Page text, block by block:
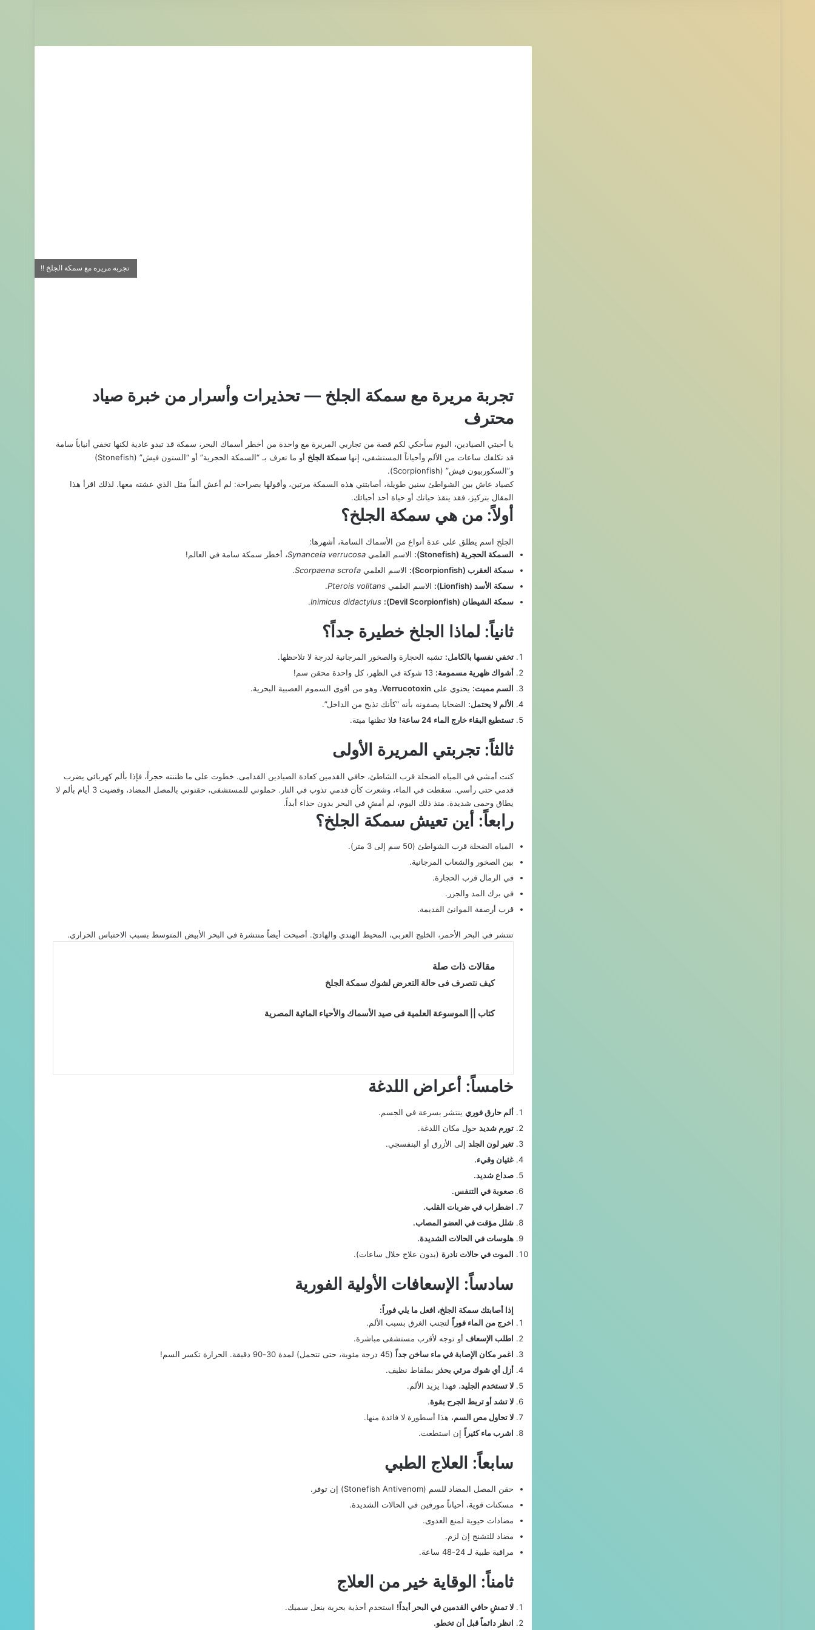
تجربه مريره مع سمكة الجلخ !!
تجربة مريرة مع سمكة الجلخ — تحذيرات وأسرار من خبرة صياد
محترف
يا أحبتي الصيادين، اليوم سأحكي لكم قصة من تجاربي المريرة مع واحدة من أخطر أسماك البحر، سمكة قد تبدو عادية لكنها تخفي أنياباً سامة
قد تكلفك ساعات من الألم وأحياناً المستشفى، إنها سمكة الجلخ
أو ما تعرف بـ “السمكة الحجرية” أو “الستون فيش” (Stonefish)
و”السكوربيون فيش” (Scorpionfish).
كصياد عاش بين الشواطئ سنين طويلة، أصابتني هذه السمكة مرتين، وأقولها بصراحة: لم أعش ألماً مثل الذي عشته معها. لذلك اقرأ هذا
المقال بتركيز، فقد ينقذ حياتك أو حياة أحد أحبائك.
أولاً: من هي سمكة الجلخ؟
الجلخ اسم يطلق على عدة أنواع من الأسماك السامة، أشهرها:
السمكة الحجرية (Stonefish):
الاسم العلمي Synanceia verrucosa، أخطر سمكة سامة في العالم!
سمكة العقرب (Scorpionfish):
الاسم العلمي Scorpaena scrofa
.
سمكة الأسد (Lionfish):
الاسم العلمي Pterois volitans
.
سمكة الشيطان (Devil Scorpionfish):
Inimicus didactylus
.
ثانياً: لماذا الجلخ خطيرة جداً؟
تخفي نفسها بالكامل: تشبه الحجارة والصخور المرجانية لدرجة لا تلاحظها.
أشواك ظهرية مسمومة:
السم مميت: يحتوي على Verrucotoxin، وهو من أقوى السموم العصبية البحرية.
الألم لا يحتمل: الضحايا يصفونه بأنه “كأنك تذبح من الداخل”.
تستطيع البقاء خارج الماء 24 ساعة!
فلا تظنها ميتة.
ثالثاً: تجربتي المريرة الأولى
كنت أمشي في المياه الضحلة قرب الشاطئ، حافي القدمين كعادة الصيادين القدامى. خطوت على ما ظننته حجراً، فإذا بألم كهربائي يضرب
قدمي حتى رأسي. سقطت في الماء، وشعرت كأن قدمي تذوب في النار. حملوني للمستشفى، حقنوني بالمصل المضاد، وقضيت 3 أيام بألم لا
يطاق وحمى شديدة. منذ ذلك اليوم، لم أمشِ في البحر بدون حذاء أبداً.
رابعاً: أين تعيش سمكة الجلخ؟
المياه الضحلة قرب الشواطئ (50 سم إلى 3 متر).
بين الصخور والشعاب المرجانية.
في الرمال قرب الحجارة.
في برك المد والجزر.
قرب أرصفة الموانئ القديمة.
تنتشر في البحر الأحمر، الخليج العربي، المحيط الهندي والهادئ. أصبحت أيضاً منتشرة في البحر الأبيض المتوسط بسبب الاحتباس الحراري.
مقالات ذات صلة
كيف نتصرف فى حالة التعرض لشوك سمكة الجلخ
كتاب || الموسوعة العلمية فى صيد الأسماك والأحياء المائية المصرية
خامساً: أعراض اللدغة
ألم حارق فوري ينتشر بسرعة في الجسم.
تورم شديد حول مكان اللدغة.
تغير لون الجلد إلى الأزرق أو البنفسجي.
غثيان وقيء.
صداع شديد.
صعوبة في التنفس.
اضطراب في ضربات القلب.
شلل مؤقت في العضو المصاب.
هلوسات في الحالات الشديدة.
الموت في حالات نادرة (بدون علاج خلال ساعات).
سادساً: الإسعافات الأولية الفورية
إذا أصابتك سمكة الجلخ، افعل ما يلي فوراً:
اخرج من الماء فوراً لتجنب الغرق بسبب الألم.
اطلب الإسعاف أو توجه لأقرب مستشفى مباشرة.
اغمر مكان الإصابة في ماء ساخن جداً (45 درجة مئوية، حتى تتحمل) لمدة 30-90 دقيقة. الحرارة تكسر السم!
أزل أي شوك مرئي بحذر بملقاط نظيف.
لا تستخدم الجليد، فهذا يزيد الألم.
لا تشد أو تربط الجرح بقوة.
لا تحاول مص السم، هذا أسطورة لا فائدة منها.
اشرب ماء كثيراً إن استطعت.
سابعاً: العلاج الطبي
حقن المصل المضاد للسم (Stonefish Antivenom) إن توفر.
مسكنات قوية، أحياناً مورفين في الحالات الشديدة.
مضادات حيوية لمنع العدوى.
مضاد للتشنج إن لزم.
مراقبة طبية لـ 24-48 ساعة.
ثامناً: الوقاية خير من العلاج
لا تمشِ حافي القدمين في البحر أبداً! استخدم أحذية بحرية بنعل سميك.
انظر دائماً قبل أن تخطو.